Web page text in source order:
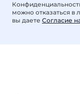
можно отказаться
вы даете Согласие